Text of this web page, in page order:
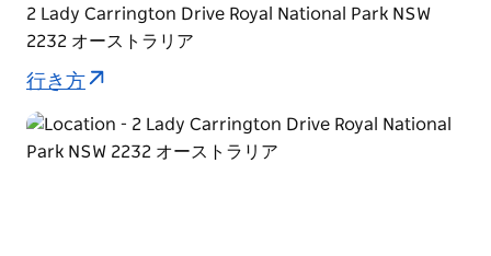
る鳴き声に耳を澄ませ、レースオオトカゲやハリモグラ
にも目を凝らしてみてください。
コース沿いには3つのピクニックエリアがあるので、立
ックには、砂岩の洞窟を探検できる短い寄り道がありま
す。反対側で車を拾って森の小道を散策したり、引き返
2 Lady Carrington Drive Royal National Park NSW
2232 オーストラリア
行き方